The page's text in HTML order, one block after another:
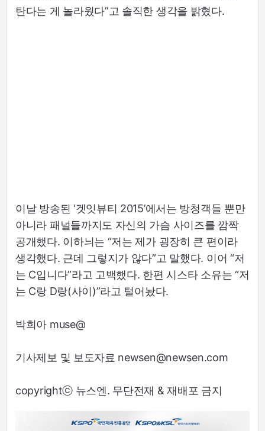
탄다는 게 놀라웠다”고 솔직한 생각을 밝혔다.
이날 방송된 ‘겟잇뷰티 2015’에서는 방청객들 뿐만
아니라 패널들까지도 자신의 가슴 사이즈를 깜짝
공개했다. 이하늬는 “저는 제가 굉장히 큰 편이라
생각했다. 근데 그렇지가 않다”고 말했다. 이어 “저
는 C입니다”라고 고백했다. 한편 시스타 소유는 “저
는 C랑 D랑(사이)”라고 털어놨다.
박희아 muse@
기사제보 및 보도자료 newsen@newsen.com
copyrightⓒ 뉴스엔. 무단전재 & 재배포 금지